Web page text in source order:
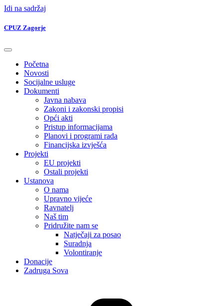
Idi na sadržaj
CPUZ Zagorje
Početna
Novosti
Socijalne usluge
Dokumenti
Javna nabava
Zakoni i zakonski propisi
Opći akti
Pristup informacijama
Planovi i programi rada
Financijska izvješća
Projekti
EU projekti
Ostali projekti
Ustanova
O nama
Upravno vijeće
Ravnatelj
Naš tim
Pridružite nam se
Natječaji za posao
Suradnja
Volontiranje
Donacije
Zadruga Sova